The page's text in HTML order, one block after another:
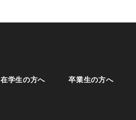
在学生の方へ 卒業生の方へ